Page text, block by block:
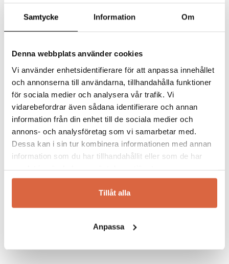
Samtycke Information Om
Denna webbplats använder cookies
Vi använder enhetsidentifierare för att anpassa innehållet
och annonserna till användarna, tillhandahålla funktioner
för sociala medier och analysera vår trafik. Vi
vidarebefordrar även sådana identifierare och annan
information från din enhet till de sociala medier och
annons- och analysföretag som vi samarbetar med.
Dessa kan i sin tur kombinera informationen med annan
information som du har tillhandahållit eller som de har
Tillåt alla
Anpassa
Din recension
Namn
E-post*
Linie Design
Linie Designs mattor är utvecklade av ledande
standardmåtten specialbeställas efter
önskamål och framställs i särskilt utvalda
kollektionerna hör Ronaldo och Flame.